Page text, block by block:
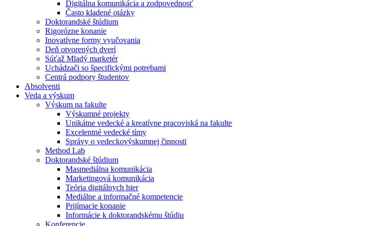
Digitálna komunikácia a zodpovednosť
Často kladené otázky
Doktorandské štúdium
Rigorózne konanie
Inovatívne formy vyučovania
Deň otvorených dverí
Súťaž Mladý marketér
Uchádzači so špecifickými potrebami
Centrá podpory študentov
Absolventi
Veda a výskum
Výskum na fakulte
Výskumné projekty
Unikátne vedecké a kreatívne pracoviská na fakulte
Excelentné vedecké tímy
Správy o vedeckovýskumnej činnosti
Method Lab
Doktorandské štúdium
Masmediálna komunikácia
Marketingová komunikácia
Teória digitálnych hier
Mediálne a informačné kompetencie
Prijímacie konanie
Informácie k doktorandskému štúdiu
Konferencie